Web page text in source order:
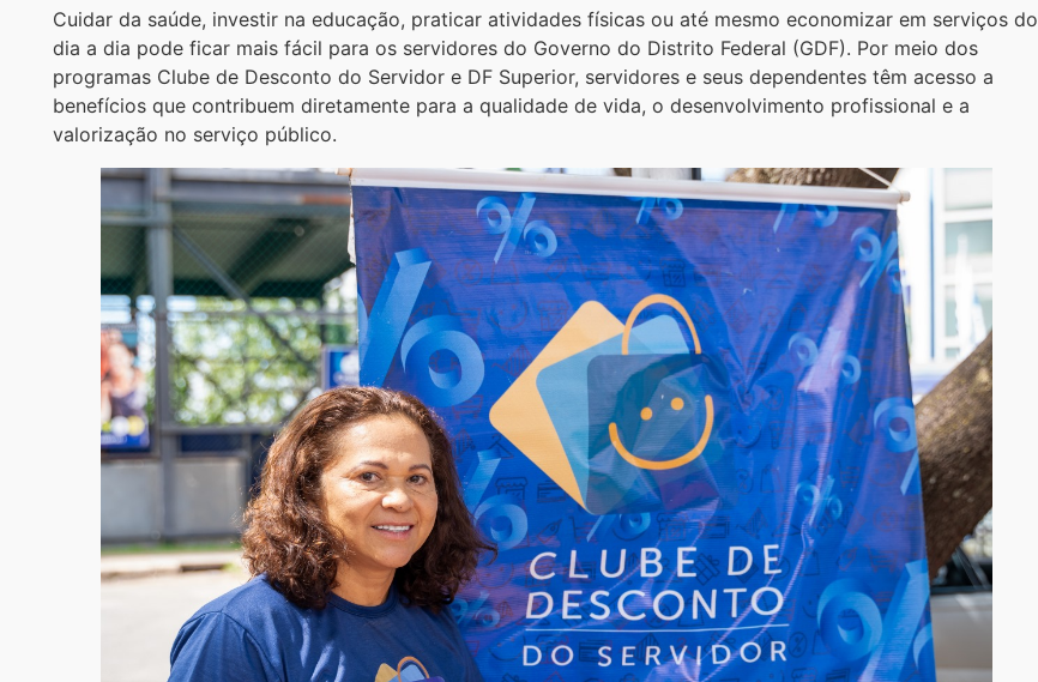
Cuidar da saúde, investir na educação, praticar atividades físicas ou até mesmo economizar em serviços do
dia a dia pode ficar mais fácil para os servidores do Governo do Distrito Federal (GDF). Por meio dos
programas Clube de Desconto do Servidor e DF Superior, servidores e seus dependentes têm acesso a
benefícios que contribuem diretamente para a qualidade de vida, o desenvolvimento profissional e a
valorização no serviço público.